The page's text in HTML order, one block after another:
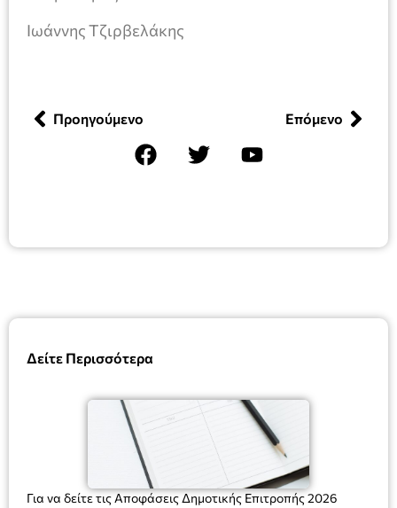
Δείτε Περισσότερα
Για να δείτε τις Αποφάσεις Δημοτικής Επιτροπής 2026
Ιωάννης Τζιρβελάκης
Προηγούμενο Επόμενο